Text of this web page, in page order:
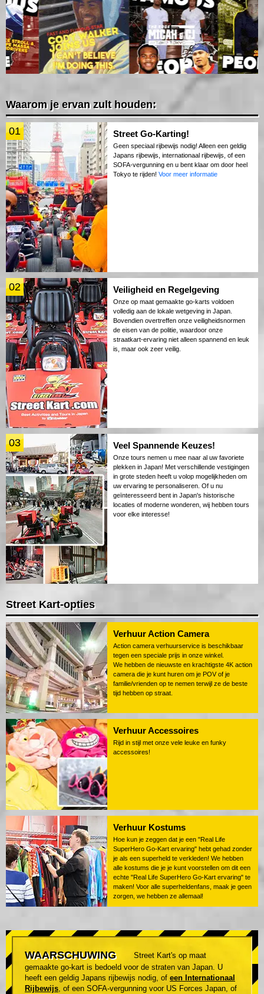
Waarom je ervan zult houden:
01 Street Go-Karting!
Geen speciaal rijbewijs nodig! Alleen een geldig
Japans rijbewijs, internationaal rijbewijs, of een
SOFA-vergunning en u bent klaar om door heel
Tokyo te rijden! Voor meer informatie
02 Veiligheid en Regelgeving
Onze op maat gemaakte go-karts voldoen
volledig aan de lokale wetgeving in Japan.
Bovendien overtreffen onze veiligheidsnormen
de eisen van de politie, waardoor onze
straatkart-ervaring niet alleen spannend en leuk
is, maar ook zeer veilig.
03 Veel Spannende Keuzes!
Onze tours nemen u mee naar al uw favoriete
plekken in Japan! Met verschillende vestigingen
in grote steden heeft u volop mogelijkheden om
uw ervaring te personaliseren. Of u nu
geïnteresseerd bent in Japan's historische
locaties of moderne wonderen, wij hebben tours
voor elke interesse!
Street Kart-opties
Verhuur Action Camera
Action camera verhuurservice is beschikbaar
tegen een speciale prijs in onze winkel.
We hebben de nieuwste en krachtigste 4K action
camera die je kunt huren om je POV of je
familie/vrienden op te nemen terwijl ze de beste
tijd hebben op straat.
Verhuur Accessoires
Rijd in stijl met onze vele leuke en funky
accessoires!
Verhuur Kostums
Hoe kun je zeggen dat je een "Real Life
SuperHero Go-Kart ervaring" hebt gehad zonder
je als een superheld te verkleden! We hebben
alle kostums die je je kunt voorstellen om dit een
echte "Real Life SuperHero Go-Kart ervaring" te
maken! Voor alle superheldenfans, maak je geen
zorgen, we hebben ze allemaal!
WAARSCHUWING
Street Kart's op maat
gemaakte go-kart is bedoeld voor de straten van Japan. U
heeft een geldig Japans rijbewijs nodig, of een Internationaal
Rijbewijs, of een SOFA-vergunning voor US Forces Japan, of